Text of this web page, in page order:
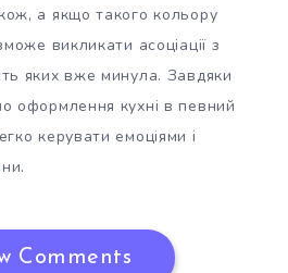
а якщо такого кольору
викликати асоціації з
яких вже минула. Завдяки
оформлення кухні в певний
керувати емоціями і
Comments